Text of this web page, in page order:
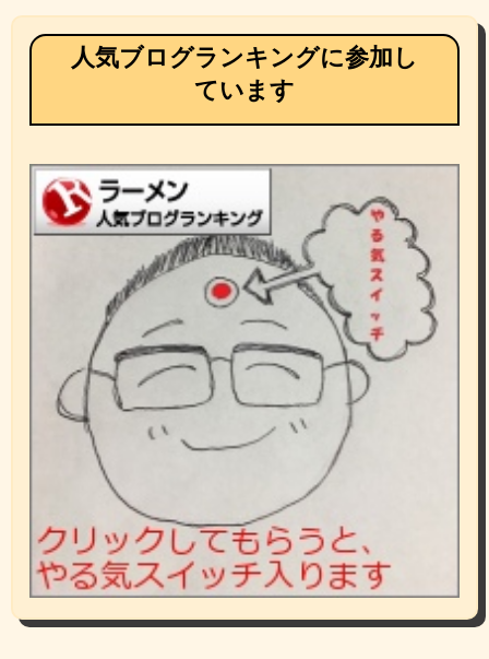
人気ブログランキングに参加し
ています